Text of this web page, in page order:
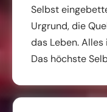
Selbst
Urgrund, die
das Leben.
Das höchste